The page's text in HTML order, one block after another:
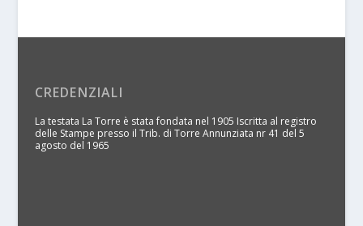
CREDENZIALI
La testata La Torre è stata fondata nel 1905 Iscritta al registro
delle Stampe presso il Trib. di Torre Annunziata nr 41 del 5
agosto del 1965